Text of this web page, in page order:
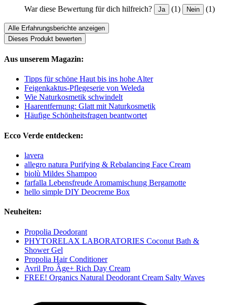
War diese Bewertung für dich hilfreich? Ja (1) Nein (1)
Alle Erfahrungsberichte anzeigen
Dieses Produkt bewerten
Aus unserem Magazin:
Tipps für schöne Haut bis ins hohe Alter
Feigenkaktus-Pflegeserie von Weleda
Wie Naturkosmetik schwindelt
Haarentfernung: Glatt mit Naturkosmetik
Häufige Schönheitsfragen beantwortet
Ecco Verde entdecken:
lavera
allegro natura Purifying & Rebalancing Face Cream
biolù Mildes Shampoo
farfalla Lebensfreude Aromamischung Bergamotte
hello simple DIY Deocreme Box
Neuheiten:
Propolia Deodorant
PHYTORELAX LABORATORIES Coconut Bath &
Shower Gel
Propolia Hair Conditioner
Avril Pro Âge+ Rich Day Cream
FREE! Organics Natural Deodorant Cream Salty Waves